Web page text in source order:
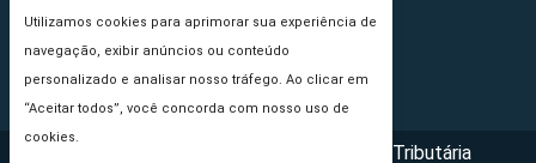
Utilizamos cookies para aprimorar sua experiência de
navegação, exibir anúncios ou conteúdo
personalizado e analisar nosso tráfego. Ao clicar em
“Aceitar todos”, você concorda com nosso uso de
cookies.
Princípios Editoriais
Copyright © 2026 - Portal da Reforma Tributária